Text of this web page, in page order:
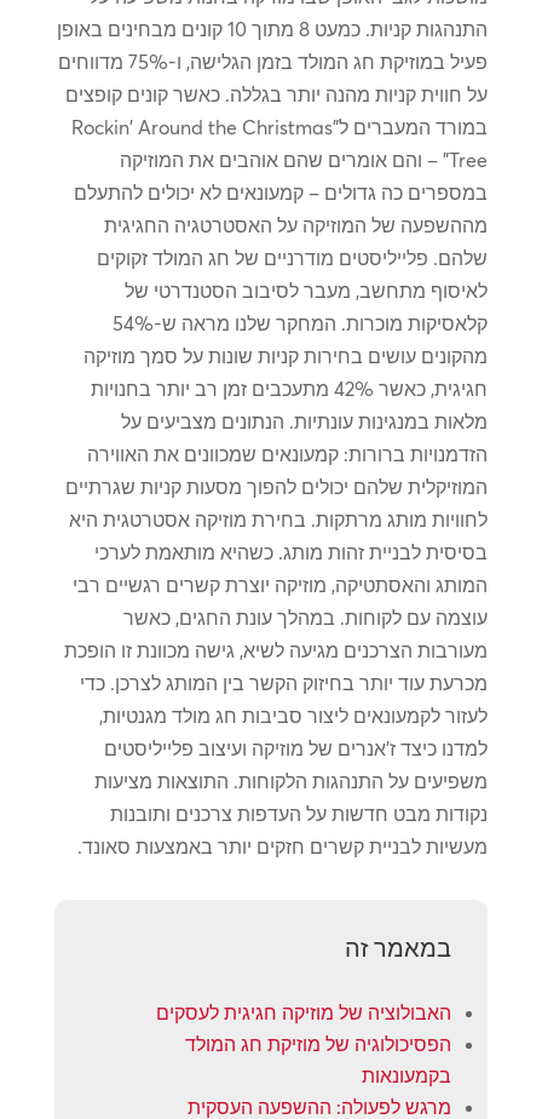
התנהגות קניות. כמעט 8 מתוך 10 קונים מבחינים באופן
פעיל במוזיקת ​​חג המולד בזמן הגלישה, ו-75% מדווחים
על חווית קניות מהנה יותר בגללה. כאשר קונים קופצים
במורד המעברים ל"Rockin' Around the Christmas
Tree" – והם אומרים שהם אוהבים את המוזיקה
במספרים כה גדולים – קמעונאים לא יכולים להתעלם
מההשפעה של המוזיקה על האסטרטגיה החגיגית
שלהם. פלייליסטים מודרניים של חג המולד זקוקים
לאיסוף מתחשב, מעבר לסיבוב הסטנדרטי של
קלאסיקות מוכרות. המחקר שלנו מראה ש-54%
מהקונים עושים בחירות קניות שונות על סמך מוזיקה
חגיגית, כאשר 42% מתעכבים זמן רב יותר בחנויות
מלאות במנגינות עונתיות. הנתונים מצביעים על
הזדמנויות ברורות: קמעונאים שמכוונים את האווירה
המוזיקלית שלהם יכולים להפוך מסעות קניות שגרתיים
לחוויות מותג מרתקות. בחירת מוזיקה אסטרטגית היא
בסיסית לבניית זהות מותג. כשהיא מותאמת לערכי
המותג והאסתטיקה, מוזיקה יוצרת קשרים רגשיים רבי
עוצמה עם לקוחות. במהלך עונת החגים, כאשר
מעורבות הצרכנים מגיעה לשיא, גישה מכוונת זו הופכת
מכרעת עוד יותר בחיזוק הקשר בין המותג לצרכן. כדי
לעזור לקמעונאים ליצור סביבות חג מולד מגנטיות,
למדנו כיצד ז'אנרים של מוזיקה ועיצוב פלייליסטים
משפיעים על התנהגות הלקוחות. התוצאות מציעות
נקודות מבט חדשות על העדפות צרכנים ותובנות
מעשיות לבניית קשרים חזקים יותר באמצעות סאונד.
במאמר זה
האבולוציה של מוזיקה חגיגית לעסקים
הפסיכולוגיה של מוזיקת ​​חג המולד
בקמעונאות
מרגש לפעולה: ההשפעה העסקית